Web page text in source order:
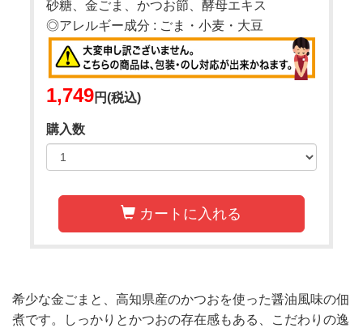
砂糖、金ごま、かつお節、酵母エキス
◎アレルギー成分 : ごま・小麦・大豆
1,749円(税込)
購入数
カートに入れる
希少な金ごまと、高知県産のかつおを使った醤油風味の佃
煮です。しっかりとかつおの存在感もある、こだわりの逸